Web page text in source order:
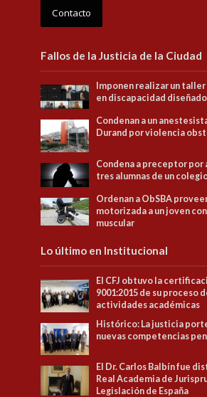
Contacto
Fallos de la Justicia de la Ciudad
Imponen realizar un
en discapacidad
Condenan a un
Durand por violencia
Condena a preceptor por
tres alumnas de un
Ordenan a ObSBA
motorizada a un joven
muscular
Lo último en Institucional
El CFJ obtuvo la
9001:2015 de su proceso
actividades académicas
Histórico: La justicia
nuevas competencias
El Dr. Carlos Balbín fue
Real Academia de
Legislación de España